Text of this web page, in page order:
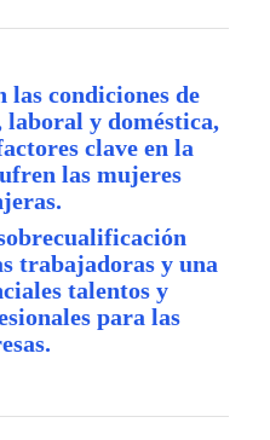
las condiciones de
y doméstica,
clave en la
las mujeres
trabajadoras y una
talentos y
para las